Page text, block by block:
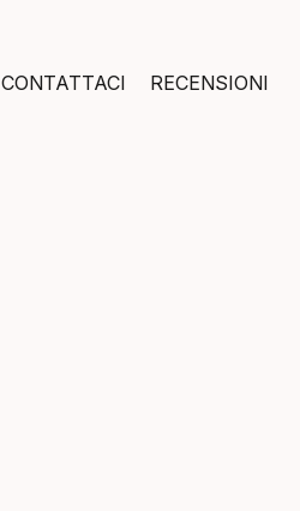
CONTATTACI RECENSIONI